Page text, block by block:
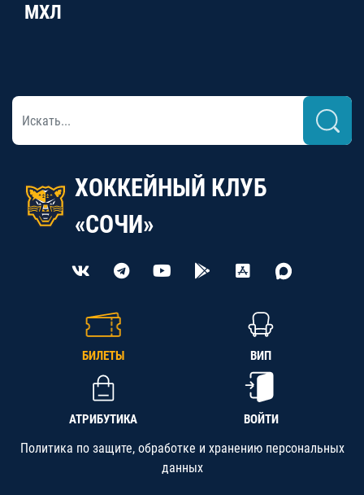
МХЛ
ХОККЕЙНЫЙ КЛУБ
«СОЧИ»
БИЛЕТЫ ВИП
АТРИБУТИКА ВОЙТИ
Политика по защите, обработке и хранению персональных
данных